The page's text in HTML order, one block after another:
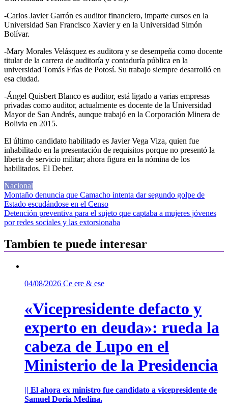
-Carlos Javier Garrón es auditor financiero, imparte cursos en la
Universidad San Francisco Xavier y en la Universidad Simón
Bolívar.
-Mary Morales Velásquez es auditora y se desempeña como docente
titular de la carrera de auditoría y contaduría pública en la
universidad Tomás Frías de Potosí. Su trabajo siempre desarrolló en
esa ciudad.
-Ángel Quisbert Blanco es auditor, está ligado a varias empresas
privadas como auditor, actualmente es docente de la Universidad
Mayor de San Andrés, aunque trabajó en la Corporación Minera de
Bolivia en 2015.
El último candidato habilitado es Javier Vega Viza, quien fue
inhabilitado en la presentación de requisitos porque no presentó la
liberta de servicio militar; ahora figura en la nómina de los
habilitados. El Deber.
Nacional
Navegación
de
entradas
Montaño denuncia que Camacho intenta dar segundo golpe de
Estado escudándose en el Censo
Detención preventiva para el sujeto que captaba a mujeres jóvenes
por redes sociales y las extorsionaba
Tambíen te puede interesar
04/08/2026 Ce ere & ese
«Vicepresidente defacto y
experto en deuda»: rueda la
cabeza de Lupo en el
Ministerio de la Presidencia
|| El ahora ex ministro fue candidato a vicepresidente de
Samuel Doria Medina.